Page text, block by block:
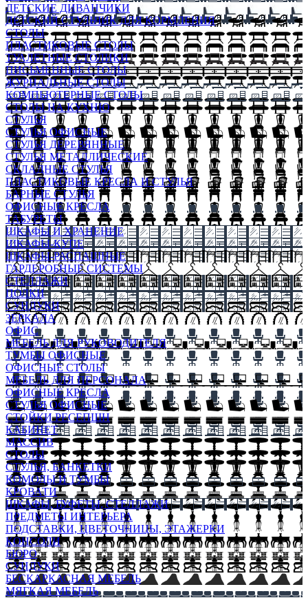
ДЕТСКИЕ ДИВАНЧИКИ
ДЕТСКИЙ СТУЛЬЧИК ДЛЯ КОРМЛЕНИЯ
СТОЛЫ
ПЛАСТИКОВЫЕ СТОЛЫ
ТУАЛЕТНЫЕ СТОЛИКИ
ПИСЬМЕННЫЕ СТОЛЫ
ЖУРНАЛЬНЫЕ СТОЛЫ
КОМПЬЮТЕРНЫЕ СТОЛЫ
СТОЛЫ НА КУХНЮ
СТУЛЬЯ
СТУЛЬЯ ОФИСНЫЕ
СТУЛЬЯ ДЕРЕВЯННЫЕ
СТУЛЬЯ МЕТАЛЛИЧЕСКИЕ
СКЛАДНЫЕ СТУЛЬЯ
ПЛАСТИКОВЫЕ КРЕСЛА И СТУЛЬЯ
БАРНЫЕ СТУЛЬЯ
ОФИСНЫЕ КРЕСЛА
ТАБУРЕТЫ
ШКАФЫ И ХРАНЕНИЕ
ШКАФЫ-КУПЕ
ШКАФЫ-РАСПАШНЫЕ
ГАРДЕРОБНЫЕ СИСТЕМЫ
СТЕЛЛАЖИ
ПОЛКИ
СУНДУКИ
ЗЕРКАЛА
ОФИС
МЕБЕЛЬ ДЛЯ РУКОВОДИТЕЛЯ
ТУМБЫ ОФИСНЫЕ
ОФИСНЫЕ СТОЛЫ
МЕБЕЛЬ ДЛЯ ПЕРСОНАЛА
ОФИСНЫЕ КРЕСЛА
СТУЛЬЯ ОФИСНЫЕ
СТОЙКИ РЕСЕПШН
КАБИНЕТ
МАССИВ
СТОЛЫ
СТУЛЬЯ, БАНКЕТКИ
КОМОДЫ И ТУМБЫ
КРОВАТИ
ШКАФЫ, БУФЕТЫ, СТЕЛЛАЖИ
ПРЕДМЕТЫ ИНТЕРЬЕРА
ПОДСТАВКИ, ЦВЕТОЧНИЦЫ, ЭТАЖЕРКИ
КОНСОЛИ
БЮРО
СУНДУКИ
БЕСКАРКАСНАЯ МЕБЕЛЬ
МЯГКАЯ МЕБЕЛЬ